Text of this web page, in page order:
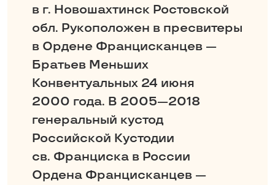
в г. Новошахтинск Ростовской
обл. Рукоположен в пресвитеры
в Ордене Францисканцев —
Братьев Меньших
Конвентуальных 24 июня
2000 года. В 2005—2018
генеральный кустод
Российской Кустодии
св. Франциска в России
Ордена Францисканцев —